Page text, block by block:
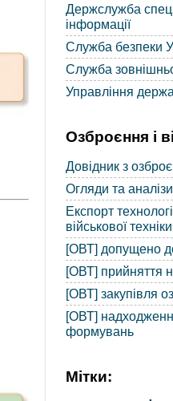
Держслужба
інформації
Служба безпеки
Служба
Управління
Озброєння і
Довідник з
Огляди та
Експорт
військової техніки
[ОВТ] допущено
[ОВТ] прийняття
[ОВТ] закупівля
[ОВТ]
формувань
Мітки: